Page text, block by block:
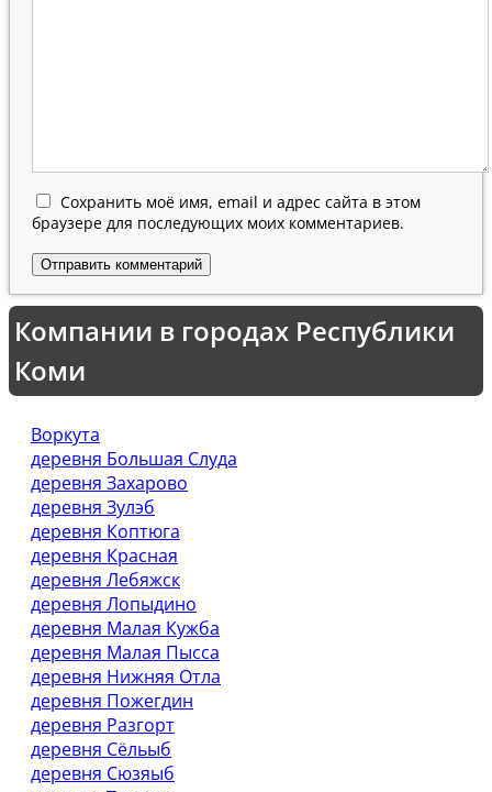
Сохранить моё имя, email и адрес сайта в этом
браузере для последующих моих комментариев.
Компании в городах Республики
Коми
Воркута
деревня Большая Слуда
деревня Захарово
деревня Зулэб
деревня Коптюга
деревня Красная
деревня Лебяжск
деревня Лопыдино
деревня Малая Кужба
деревня Малая Пысса
деревня Нижняя Отла
деревня Пожегдин
деревня Разгорт
деревня Сёльыб
деревня Сюзяыб